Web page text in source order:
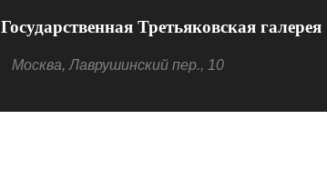
Государственная Третьяковская галерея
Москва, Лаврушинский пер., 10